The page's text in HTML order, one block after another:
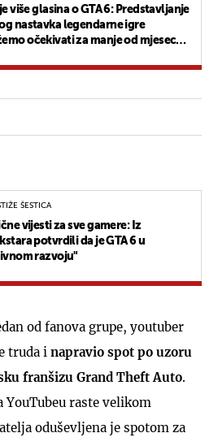
više glasina o GTA 6: Predstavljanje
nastavka legendarne igre
očekivati za manje od mjesec
ŠESTICA
vijesti za sve gamere: Iz
potvrdili da je GTA 6 u
razvoju"
od fanova grupe, youtuber
truda i napravio spot po uzoru
franšizu Grand Theft Auto.
YouTubeu raste velikom
oduševljena je spotom za